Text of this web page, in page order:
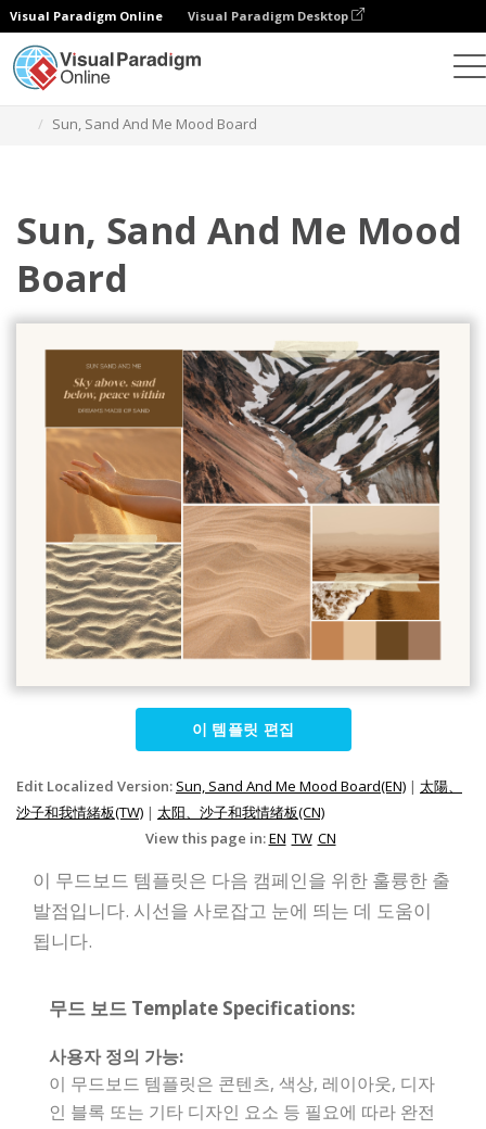
Visual Paradigm Online Visual Paradigm Desktop
Sun, Sand And Me Mood Board
Sun, Sand And Me Mood
Board
이 템플릿 편집
Edit Localized Version: Sun, Sand And Me Mood Board(EN) | 太陽、
沙子和我情緒板(TW) | 太阳、沙子和我情绪板(CN)
View this page in:EN TW CN
이 무드보드 템플릿은 다음 캠페인을 위한 훌륭한 출
발점입니다. 시선을 사로잡고 눈에 띄는 데 도움이
됩니다.
무드 보드 Template Specifications:
사용자 정의 가능:
이 무드보드 템플릿은 콘텐츠, 색상, 레이아웃, 디자
인 블록 또는 기타 디자인 요소 등 필요에 따라 완전